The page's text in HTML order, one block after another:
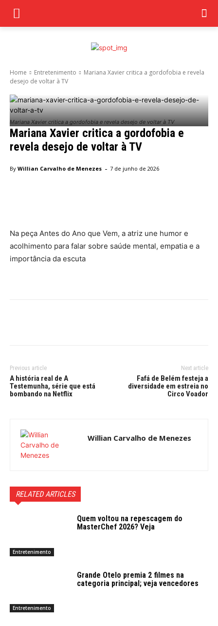
Home Entretenimento
Mariana Xavier critica a gordofobia e revela
desejo de voltar à TV
Mariana Xavier critica a gordofobia e revela desejo de voltar à TV
Mariana Xavier critica a gordofobia e
revela desejo de voltar à TV
By Willian Carvalho de Menezes - 7 de junho de 2026
Na peça Antes do Ano que Vem, a atriz une humor e
acolhimento para falar sobre saúde mental, empatia e a
importância da escuta
Previous article
A história real de A
Testemunha, série que está
bombando na Netflix
Next article
Fafá de Belém festeja a
diversidade em estreia no
Circo Voador
Willian Carvalho de Menezes
RELATED ARTICLES
Entretenimento
Quem voltou na repescagem do
MasterChef 2026? Veja
Entretenimento
Grande Otelo premia 2 filmes na
categoria principal; veja vencedores